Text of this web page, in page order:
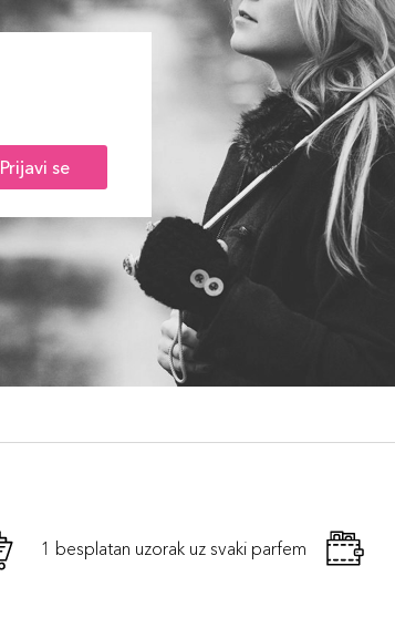
Prijavi se
1 besplatan uzorak uz svaki parfem